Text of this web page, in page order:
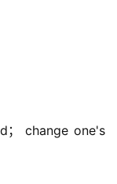
； change one's